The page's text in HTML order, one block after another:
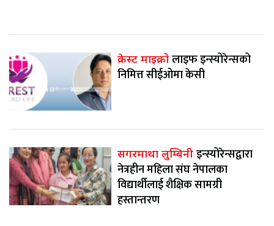
क्रेस्ट माइक्रोलाइफ इन्स्योरेन्सको
निमित्त सीईओमा केसी
सगरमाथा लुम्बिनीइन्स्योरेन्सद्वारा
नेत्रहीन महिला संघ नेपालका
विद्यार्थीलाई शैक्षिक सामग्री
हस्तान्तरण